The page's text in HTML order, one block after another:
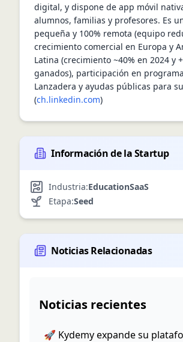
digital, y dispone de app móvil
alumnos, familias y profesores. Es
pequeña y 100% remota (equipo
crecimiento comercial en Europa y
Latina (crecimiento ~40% en 2024 y
ganados), participación en
Lanzadera y ayudas públicas para
(ch.linkedin.com)
Información de la Startup
Industria:EducationSaaS
Etapa:Seed
Noticias Relacionadas
Noticias recientes
🚀 Kydemy expande su